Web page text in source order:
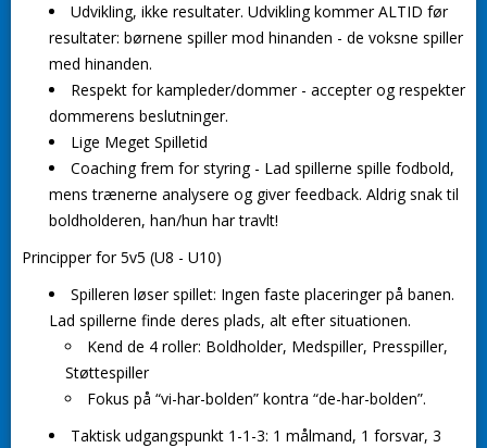
Udvikling, ikke resultater. Udvikling kommer ALTID før
resultater: børnene spiller mod hinanden - de voksne spiller
med hinanden.
Respekt for kampleder/dommer- accepter og respekter
dommerens beslutninger.
Lige Meget Spilletid
Coaching frem for styring- Lad spillerne spille fodbold,
mens trænerne analysere og giver feedback. Aldrig snak til
boldholderen, han/hun har travlt!
Principper for 5v5 (U8 - U10)
Spilleren løser spillet: Ingen faste placeringer på banen.
Lad spillerne finde deres plads, alt efter situationen.
Kend de 4 roller: Boldholder, Medspiller, Presspiller,
Støttespiller
Fokus på “vi-har-bolden” kontra “de-har-bolden”.
Taktisk udgangspunkt 1-1-3: 1 målmand, 1 forsvar, 3